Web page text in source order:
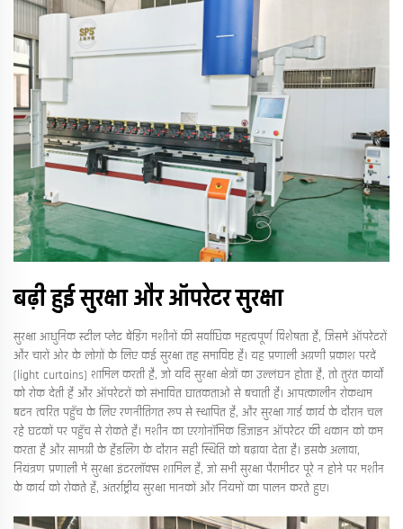
बढ़ी हुई सुरक्षा और ऑपरेटर सुरक्षा
सुरक्षा आधुनिक स्टील प्लेट बेंडिंग मशीनों की सर्वाधिक महत्वपूर्ण विशेषता है, जिसमें ऑपरेटरों
और चारों ओर के लोगों के लिए कई सुरक्षा तह समाविष्ट हैं। यह प्रणाली अग्रणी प्रकाश परदें
(light curtains) शामिल करती है, जो यदि सुरक्षा क्षेत्रों का उल्लंघन होता है, तो तुरंत कार्यों
को रोक देती हैं और ऑपरेटरों को संभावित घातकताओं से बचाती हैं। आपत्कालीन रोकथाम
बटन त्वरित पहुँच के लिए रणनीतिगत रूप से स्थापित हैं, और सुरक्षा गार्ड कार्य के दौरान चल
रहे घटकों पर पहुँच से रोकते हैं। मशीन का एरगोनॉमिक डिजाइन ऑपरेटर की थकान को कम
करता है और सामग्री के हैंडलिंग के दौरान सही स्थिति को बढ़ावा देता है। इसके अलावा,
नियंत्रण प्रणाली में सुरक्षा इंटरलॉक्स शामिल हैं, जो सभी सुरक्षा पैरामीटर पूरे न होने पर मशीन
के कार्य को रोकते हैं, अंतर्राष्ट्रीय सुरक्षा मानकों और नियमों का पालन करते हुए।